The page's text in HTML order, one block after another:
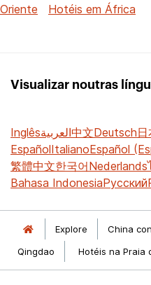
Oriente
Hotéis em África
Visualizar noutras
Inglêsالعربية中文Deutsch
EspañolItalianoEspañol
繁體中文한국어Nederlands
Bahasa IndonesiaРусский
Explore China
Qingdao
Hotéis na Praia